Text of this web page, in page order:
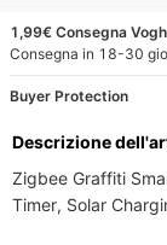
con Alexa e Google
Home
1,99€ Consegna
Consegna in 18-30
Buyer Protection
Descrizione
Zigbee Graffiti
Timer, Solar